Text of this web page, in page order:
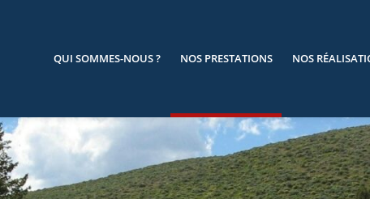
QUI SOMMES-NOUS ? NOS PRESTATIONS NOS